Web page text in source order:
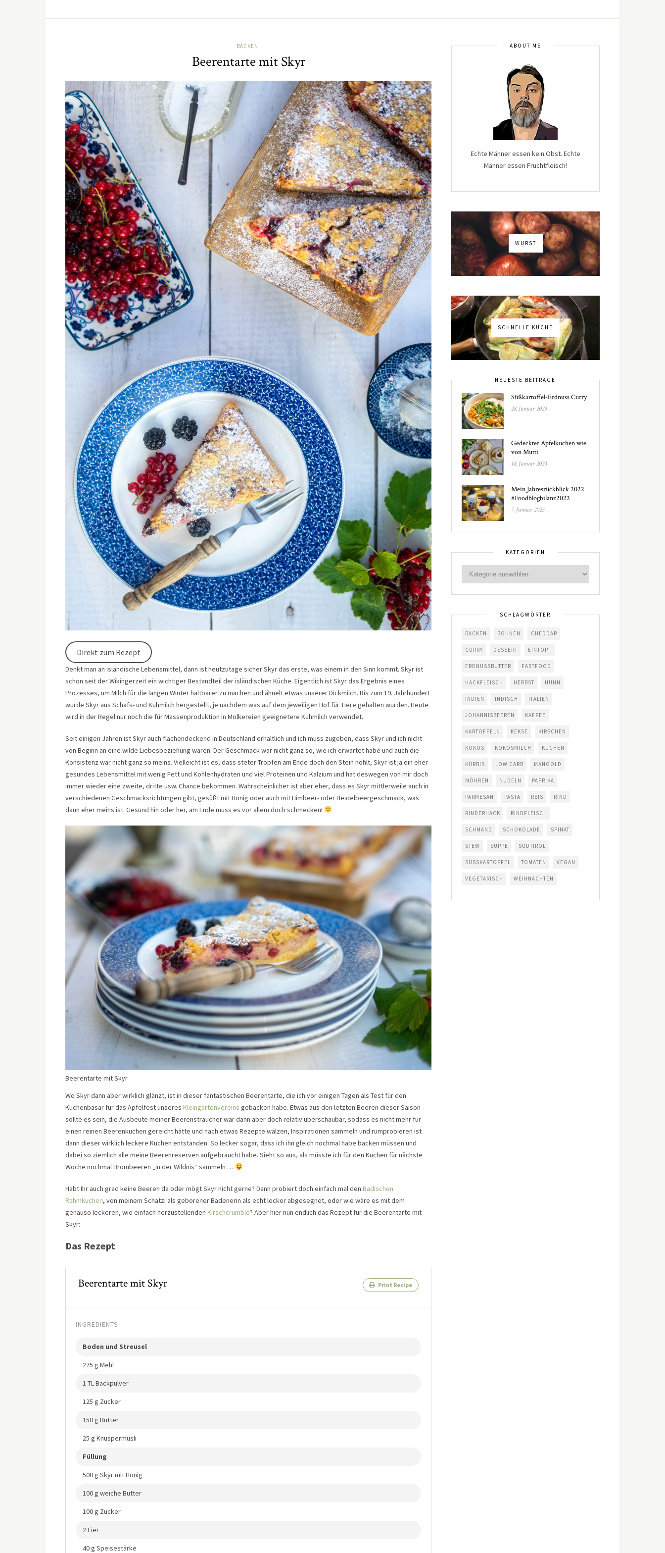
BACKEN
Beerentarte mit Skyr
Direkt zum Rezept
Denkt man an isländische Lebensmittel, dann ist heutzutage sicher Skyr das erste, was einem in den Sinn kommt. Skyr ist
schon seit der Wikingerzeit ein wichtiger Bestandteil der isländischen Küche. Eigentlich ist Skyr das Ergebnis eines
Prozesses, um Milch für die langen Winter haltbarer zu machen und ähnelt etwas unserer Dickmilch. Bis zum 19. Jahrhundert
wurde Skyr aus Schafs- und Kuhmilch hergestellt, je nachdem was auf dem jeweiligen Hof für Tiere gehalten wurden. Heute
wird in der Regel nur noch die für Massenproduktion in Molkereien geeignetere Kuhmilch verwendet.
Seit einigen Jahren ist Skyr auch flächendeckend in Deutschland erhältlich und ich muss zugeben, dass Skyr und ich nicht
von Beginn an eine wilde Liebesbeziehung waren. Der Geschmack war nicht ganz so, wie ich erwartet habe und auch die
Konsistenz war nicht ganz so meins. Vielleicht ist es, dass steter Tropfen am Ende doch den Stein höhlt, Skyr ist ja ein eher
gesundes Lebensmittel mit wenig Fett und Kohlenhydraten und viel Proteinen und Kalzium und hat deswegen von mir doch
immer wieder eine zweite, dritte usw. Chance bekommen. Wahrscheinlicher ist aber eher, dass es Skyr mittlerweile auch in
verschiedenen Geschmacksrichtungen gibt, gesüßt mit Honig oder auch mit Himbeer- oder Heidelbeergeschmack, was
dann eher meins ist. Gesund hin oder her, am Ende muss es vor allem doch schmecken!
Beerentarte mit Skyr
Wo Skyr dann aber wirklich glänzt, ist in dieser fantastischen Beerentarte, die ich vor einigen Tagen als Test für den
Kuchenbasar für das Apfelfest unseres Kleingartenvereins gebacken habe. Etwas aus den letzten Beeren dieser Saison
sollte es sein, die Ausbeute meiner Beerensträucher war dann aber doch relativ überschaubar, sodass es nicht mehr für
einen reinen Beerenkuchen gereicht hätte und nach etwas Rezepte wälzen, Inspirationen sammeln und rumprobieren ist
dann dieser wirklich leckere Kuchen entstanden. So lecker sogar, dass ich ihn gleich nochmal habe backen müssen und
dabei so ziemlich alle meine Beerenreserven aufgebraucht habe. Sieht so aus, als müsste ich für den Kuchen für nächste
Woche nochmal Brombeeren „in der Wildnis“ sammeln …
Habt Ihr auch grad keine Beeren da oder mögt Skyr nicht gerne? Dann probiert doch einfach mal den Badischen
Rahmkuchen, von meinem Schatzi als geborener Badenerin als echt lecker abgesegnet, oder wie wäre es mit dem
genauso leckeren, wie einfach herzustellenden Kirschcrumble? Aber hier nun endlich das Rezept für die Beerentarte mit
Skyr:
Das Rezept
Beerentarte mit Skyr Print Recipe
INGREDIENTS
Boden und Streusel
275 g Mehl
1 TL Backpulver
125 g Zucker
150 g Butter
25 g Knuspermüsli
Füllung
500 g Skyr mit Honig
100 g weiche Butter
100 g Zucker
2 Eier
40 g Speisestärke
ABOUT ME
Echte Männer essen kein Obst. Echte
Männer essen Fruchtfleisch!
WURST
SCHNELLE KÜCHE
NEUESTE BEITRÄGE
Süßkartoffel-Erdnuss Curry
28. Januar 2023
Gedeckter Apfelkuchen wie
von Mutti
18. Januar 2023
Mein Jahresrückblick 2022
#Foodblogbilanz2022
7. Januar 2023
KATEGORIEN
SCHLAGWÖRTER
BACKEN BOHNEN CHEDDAR
CURRY DESSERT EINTOPF
ERDNUSSBUTTER FASTFOOD
HACKFLEISCH HERBST HUHN
INDIEN INDISCH ITALIEN
JOHANNISBEEREN KAFFEE
KARTOFFELN KEKSE KIRSCHEN
KOKOS KOKOSMILCH KUCHEN
KÜRBIS LOW CARB MANGOLD
MÖHREN NUDELN PAPRIKA
PARMESAN PASTA REIS RIND
RINDERHACK RINDFLEISCH
SCHMAND SCHOKOLADE SPINAT
STEW SUPPE SÜDTIROL
SÜSSKARTOFFEL TOMATEN VEGAN
VEGETARISCH WEIHNACHTEN